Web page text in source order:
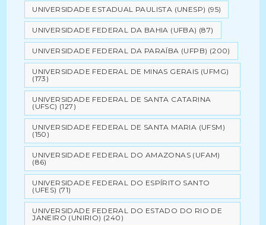
UNIVERSIDADE ESTADUAL PAULISTA (UNESP) (95)
UNIVERSIDADE FEDERAL DA BAHIA (UFBA) (87)
UNIVERSIDADE FEDERAL DA PARAÍBA (UFPB) (200)
UNIVERSIDADE FEDERAL DE MINAS GERAIS (UFMG)
(173)
UNIVERSIDADE FEDERAL DE SANTA CATARINA
(UFSC) (127)
UNIVERSIDADE FEDERAL DE SANTA MARIA (UFSM)
(150)
UNIVERSIDADE FEDERAL DO AMAZONAS (UFAM)
(86)
UNIVERSIDADE FEDERAL DO ESPÍRITO SANTO
(UFES) (71)
UNIVERSIDADE FEDERAL DO ESTADO DO RIO DE
JANEIRO (UNIRIO) (240)